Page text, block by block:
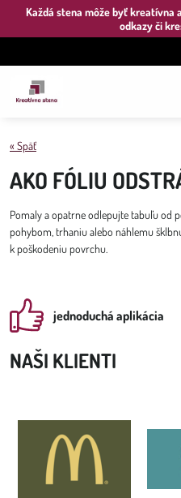
Každá stena môže byť kreatívna
odkazy či
« Späť
AKO FÓLIU
Pomaly a opatrne odlepujte tabuľu od
pohybom, trhaniu alebo náhlemu
k poškodeniu povrchu.
jednoduchá aplikácia
NAŠI KLIENTI